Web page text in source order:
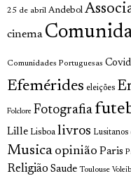
25 de abril Andebol
cinema
Comunidades Portuguesas
Efemérides eleições
Folclore Fotografia
Lille Lisboa livros Lusitanos
Musica opinião Paris
Religião Saude Toulouse